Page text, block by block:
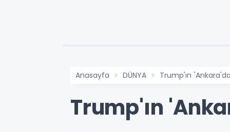
Anasayfa DÜNYA Trump'ın
Trump'ın